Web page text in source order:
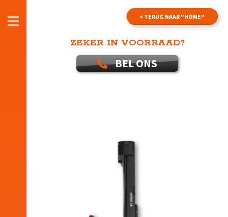
< TERUG NAAR "HOME"
ZEKER IN VOORRAAD?
BEL ONS